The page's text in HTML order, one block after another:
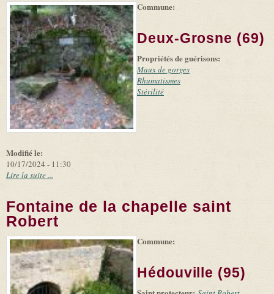
-
Leaflet (link is
|
Tiles
(link is
external)
©
Microsoft
and
suppliers
Modifié le:
10/17/2024 - 11:30
Commune:
Deux-Grosne (69)
Propriétés de guérisons:
Maux de gorges
Rhumatismes
Stérilité
Lire la suite ...
Fontaine de la chapelle saint
Robert
-
Leaflet (link is
|
Tiles
(link is
external)
Microsoft
and
Commune:
Hédouville (95)